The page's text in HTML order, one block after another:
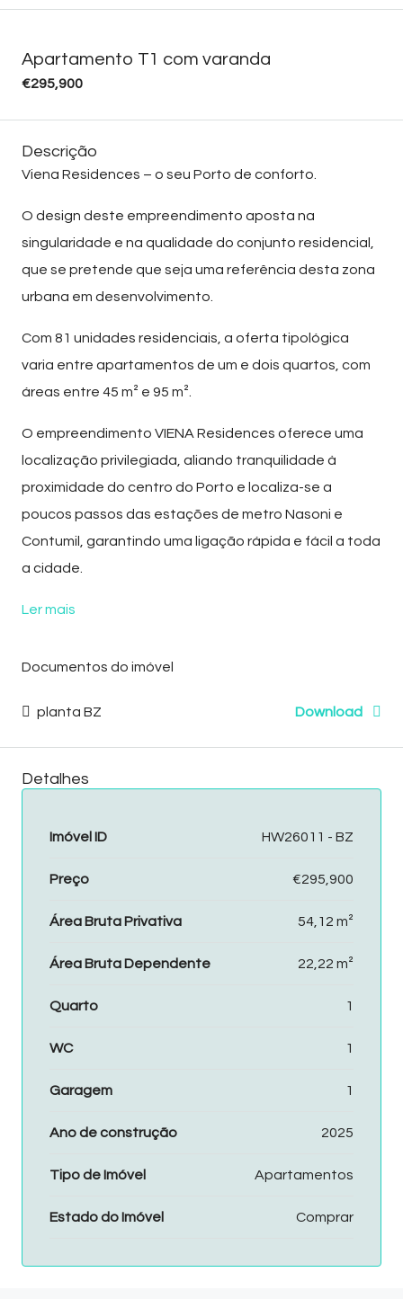
Apartamento T1 com varanda
€295,900
Descrição
Viena Residences – o seu Porto de conforto.
O design deste empreendimento aposta na
singularidade e na qualidade do conjunto residencial,
que se pretende que seja uma referência desta zona
urbana em desenvolvimento.
Com 81 unidades residenciais, a oferta tipológica
varia entre apartamentos de um e dois quartos, com
áreas entre 45 m² e 95 m².
O empreendimento VIENA Residences oferece uma
localização privilegiada, aliando tranquilidade à
proximidade do centro do Porto e localiza-se a
poucos passos das estações de metro Nasoni e
Contumil, garantindo uma ligação rápida e fácil a toda
a cidade.
Ler mais
Documentos do imóvel
planta BZ Download
Detalhes
Imóvel ID HW26011 - BZ
Preço €295,900
Área Bruta Privativa 54,12 m²
Área Bruta Dependente 22,22 m²
Quarto 1
WC 1
Garagem 1
Ano de construção 2025
Tipo de Imóvel Apartamentos
Estado do Imóvel Comprar